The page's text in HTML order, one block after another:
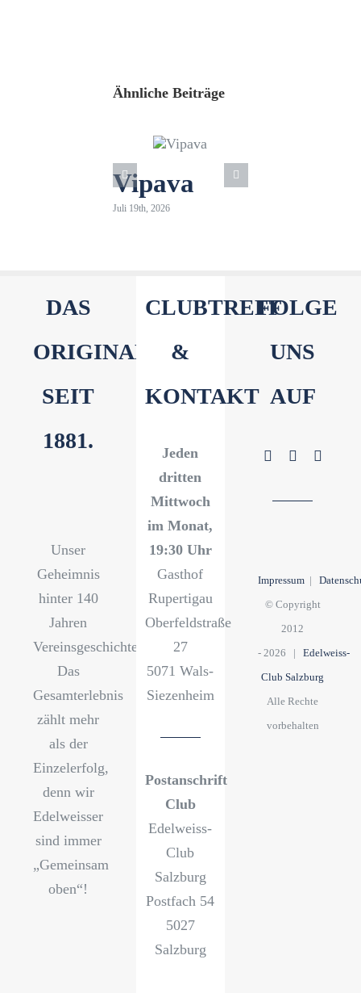
Ähnliche Beiträge
Vipava
Juli 19th, 2026
DAS
ORIGINAL
SEIT
1881.
Unser
Geheimnis
hinter 140
Jahren
Vereinsgeschichte?
Das
Gesamterlebnis
zählt mehr
als der
Einzelerfolg,
denn wir
Edelweisser
sind immer
„Gemeinsam
oben“!
CLUBTREFF
&
KONTAKT
Jeden
dritten
Mittwoch
im Monat,
19:30 Uhr
Gasthof
Rupertigau
Oberfeldstraße
27
5071 Wals-
Siezenheim
Postanschrift
Club
Edelweiss-
Club
Salzburg
Postfach 54
5027
Salzburg
FOLGE
UNS
AUF
Impressum|
© Copyright
2012
- 2026 | Edelweiss-
Club Salzburg
Alle Rechte
vorbehalten